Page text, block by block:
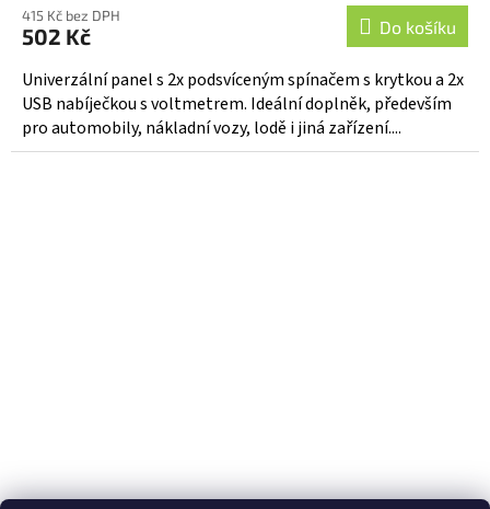
415 Kč bez DPH
502 Kč Do košíku
Univerzální panel s 2x podsvíceným spínačem s krytkou a 2x
USB nabíječkou s voltmetrem. Ideální doplněk, především
pro automobily, nákladní vozy, lodě i jiná zařízení....